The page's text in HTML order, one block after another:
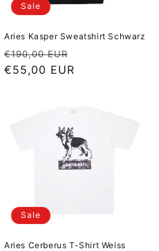
Sale
Aries Kasper Sweatshirt Schwarz
Normaler Preis
€190,00 EUR
€55,00 EUR
Sale
Aries Cerberus T-Shirt Weiss